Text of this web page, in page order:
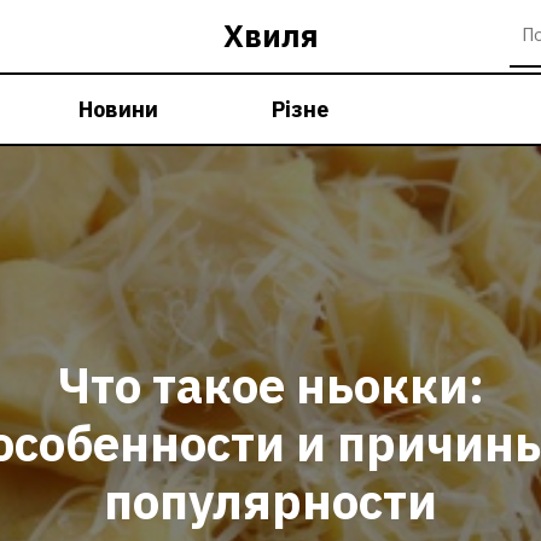
Хвиля
Новини Різне
Что такое ньокки:
и
популярности